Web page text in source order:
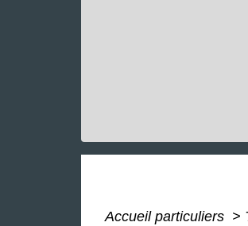
Accueil particuliers >